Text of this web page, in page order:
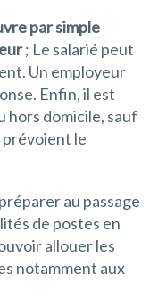
par simple
; Le salarié peut
Un employeur
Enfin, il est
hors domicile, sauf
prévoient le
au passage
de postes en
allouer les
notamment aux